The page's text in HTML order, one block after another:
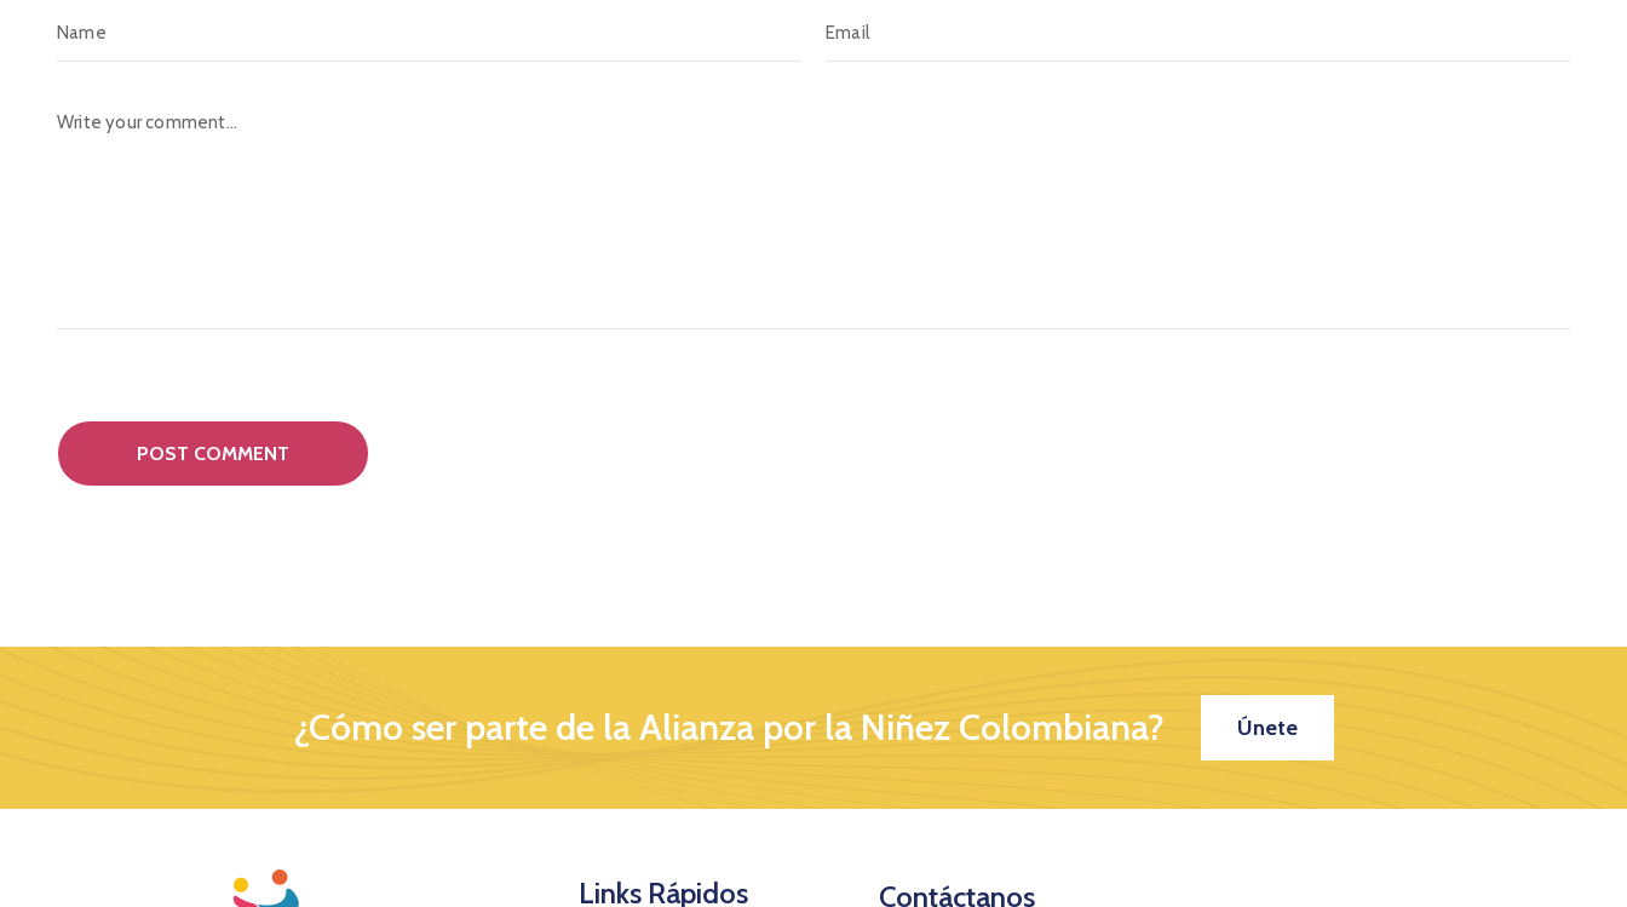
¿Cómo ser parte de la Alianza por la Niñez Colombiana? Únete
Links Rápidos Contáctanos